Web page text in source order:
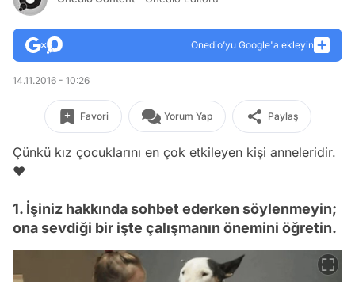
Onedio’yu Google'a ekleyin
14.11.2016 - 10:26
Favori Yorum Yap Paylaş
Çünkü kız çocuklarını en çok etkileyen kişi anneleridir.
❤️
1. İşiniz hakkında sohbet ederken söylenmeyin;
ona sevdiği bir işte çalışmanın önemini öğretin.